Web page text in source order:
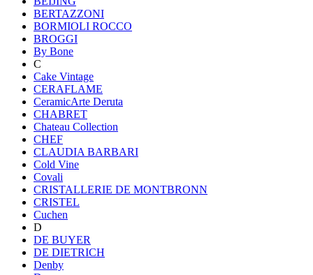
BERTAZZONI
BORMIOLI ROCCO
BROGGI
By Bone
C
Cake Vintage
CERAFLAME
CeramicArte Deruta
CHABRET
Chateau Collection
CHEF
CLAUDIA BARBARI
Cold Vine
Covali
CRISTALLERIE DE MONTBRONN
CRISTEL
Cuchen
D
DE BUYER
DE DIETRICH
Denby